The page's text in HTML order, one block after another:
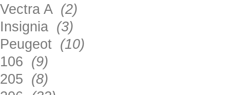
Vectra A (2)
Insignia (3)
Peugeot (10)
106 (9)
205 (8)